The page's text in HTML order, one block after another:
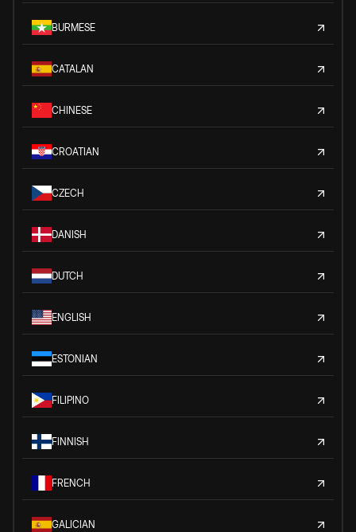
BURMESE
CATALAN
CHINESE
CROATIAN
CZECH
DANISH
DUTCH
ENGLISH
ESTONIAN
FILIPINO
FINNISH
FRENCH
GALICIAN